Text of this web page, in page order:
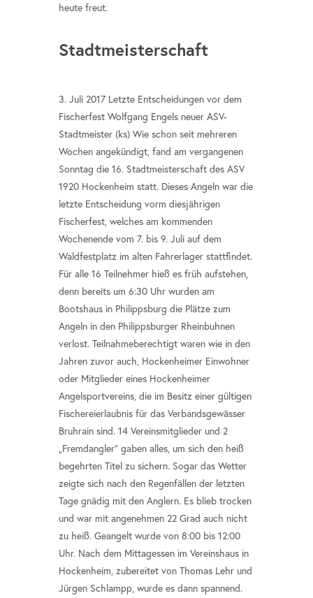
heute freut.
Stadtmeisterschaft
3. Juli 2017 Letzte Entscheidungen vor dem
Fischerfest Wolfgang Engels neuer ASV-
Stadtmeister (ks) Wie schon seit mehreren
Wochen angekündigt, fand am vergangenen
Sonntag die 16. Stadtmeisterschaft des ASV
1920 Hockenheim statt. Dieses Angeln war die
letzte Entscheidung vorm diesjährigen
Fischerfest, welches am kommenden
Wochenende vom 7. bis 9. Juli auf dem
Waldfestplatz im alten Fahrerlager stattfindet.
Für alle 16 Teilnehmer hieß es früh aufstehen,
denn bereits um 6:30 Uhr wurden am
Bootshaus in Philippsburg die Plätze zum
Angeln in den Philippsburger Rheinbuhnen
verlost. Teilnahmeberechtigt waren wie in den
Jahren zuvor auch, Hockenheimer Einwohner
oder Mitglieder eines Hockenheimer
Angelsportvereins, die im Besitz einer gültigen
Fischereierlaubnis für das Verbandsgewässer
Bruhrain sind. 14 Vereinsmitglieder und 2
„Fremdangler“ gaben alles, um sich den heiß
begehrten Titel zu sichern. Sogar das Wetter
zeigte sich nach den Regenfällen der letzten
Tage gnädig mit den Anglern. Es blieb trocken
und war mit angenehmen 22 Grad auch nicht
zu heiß. Geangelt wurde von 8:00 bis 12:00
Uhr. Nach dem Mittagessen im Vereinshaus in
Hockenheim, zubereitet von Thomas Lehr und
Jürgen Schlampp, wurde es dann spannend.